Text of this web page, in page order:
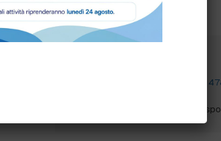
0172
Per ogni informazione siamo a